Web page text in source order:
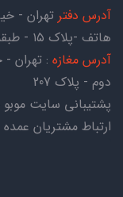
آدرس دفتر تهران -
هاتف -پلاک ۱۵ - طبقه اول - واحد ۱
آدرس مغازه : تهران -
دوم - پلاک 207
پشتیبانی سایت
ارتباط مشتریان عمده :